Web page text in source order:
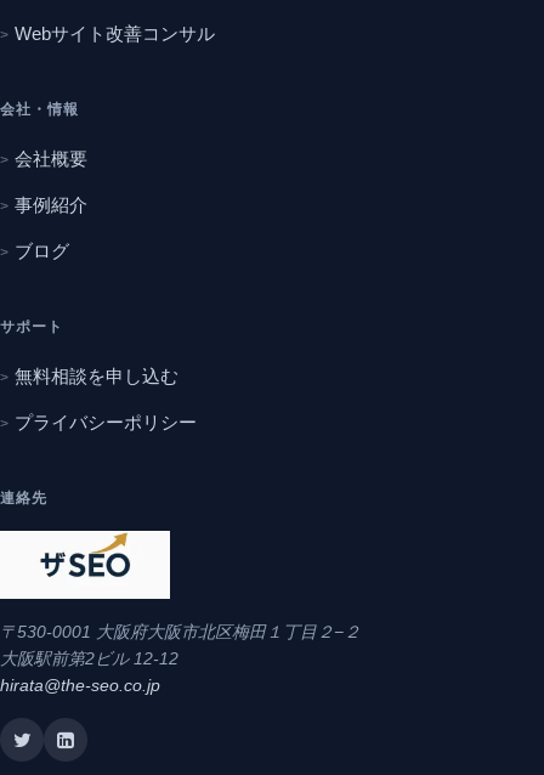
Webサイト改善コンサル
会社・情報
会社概要
事例紹介
ブログ
サポート
無料相談を申し込む
プライバシーポリシー
連絡先
〒530-0001 大阪府大阪市北区梅田１丁目２−２
大阪駅前第2ビル 12-12
hirata@the-seo.co.jp